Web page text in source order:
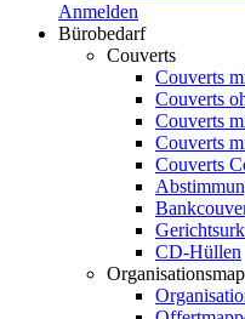
Anmelden
Bürobedarf
Couverts
Couverts
Couverts
Couverts
Couverts
Couverts
CD-Hüllen